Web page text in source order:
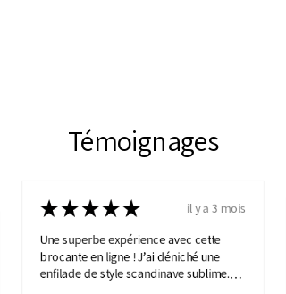
Témoignages
★★★★★
il y a 3 mois
Une superbe expérience avec cette
brocante en ligne ! J’ai déniché une
enfilade de style scandinave sublime.